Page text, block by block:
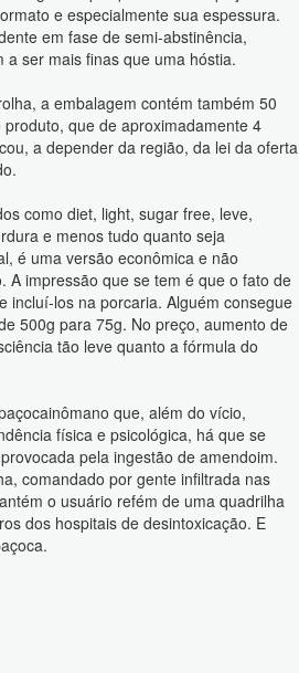
e especialmente sua espessura.
em fase de semi-abstinência,
a ser mais finas que uma hóstia.
a embalagem contém também 50
que de aproximadamente 4
a depender da região, da lei da oferta
como diet, light, sugar free, leve,
e menos tudo quanto seja
é uma versão econômica e não
A impressão que se tem é que o fato de
los na porcaria. Alguém consegue
500g para 75g. No preço, aumento de
tão leve quanto a fórmula do
que, além do vício,
física e psicológica, há que se
pela ingestão de amendoim.
comandado por gente infiltrada nas
o usuário refém de uma quadrilha
dos hospitais de desintoxicação. E